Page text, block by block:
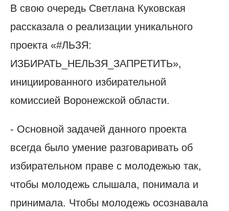
В свою очередь Светлана Куковская
рассказала о реализации уникального
проекта «#ЛЬЗЯ:
ИЗБИРАТЬ_НЕЛЬЗЯ_ЗАПРЕТИТЬ»,
инициированного избирательной
комиссией Воронежской области.
- Основной задачей данного проекта
всегда было умение разговаривать об
избирательном праве с молодежью так,
чтобы молодежь слышала, понимала и
принимала. Чтобы молодежь осознавала